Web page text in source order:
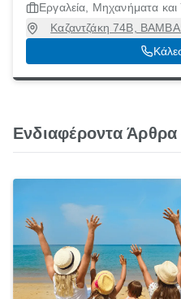
Εργαλεία, Μηχανήματα
Καζαντζάκη 74Β,
Ενδιαφέροντα